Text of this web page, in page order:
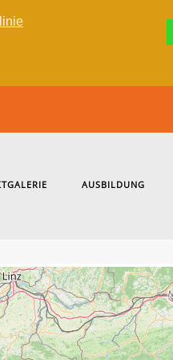
AUSBILDUNG